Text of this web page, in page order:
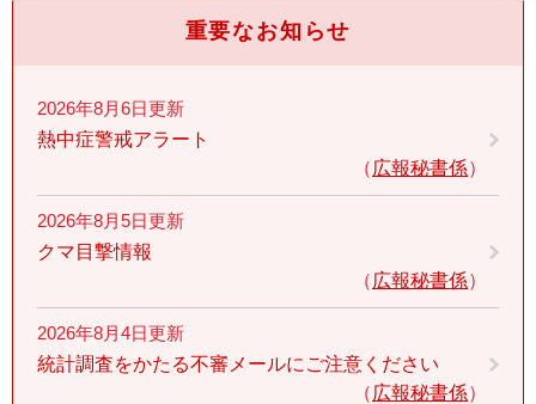
重要なお知らせ
2026年8月6日更新
熱中症警戒アラート
広報秘書係
2026年8月5日更新
クマ目撃情報
広報秘書係
2026年8月4日更新
統計調査をかたる不審メールにご注意ください
広報秘書係